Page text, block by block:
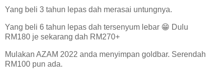
Yang beli 3 tahun lepas dah merasai untungnya.
Yang beli 6 tahun lepas dah tersenyum lebar 😁 Dulu
RM180 je sekarang dah RM270+
Mulakan AZAM 2022 anda menyimpan goldbar. Serendah
RM100 pun ada.